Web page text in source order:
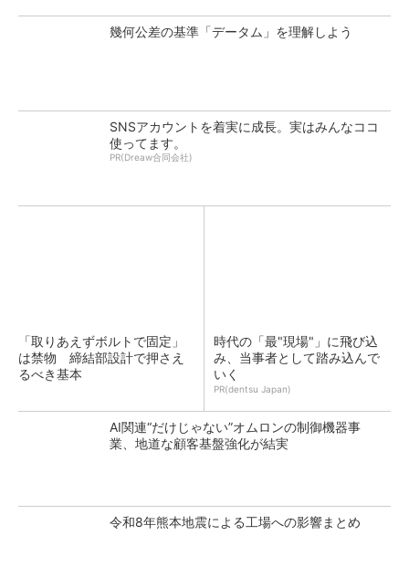
幾何公差の基準「データム」を理解しよう
SNSアカウントを着実に成長。実はみんなココ
使ってます。
PR(Dreaw合同会社)
「取りあえずボルトで固定」
は禁物 締結部設計で押さえ
るべき基本
時代の「最"現場"」に飛び込
み、当事者として踏み込んで
いく
PR(dentsu Japan)
AI関連“だけじゃない”オムロンの制御機器事
業、地道な顧客基盤強化が結実
令和8年熊本地震による工場への影響まとめ